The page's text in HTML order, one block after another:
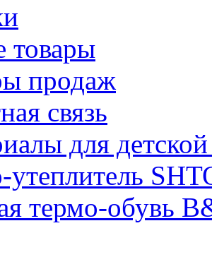
товары
продаж
связь
для
утеплитель
термо-обувь